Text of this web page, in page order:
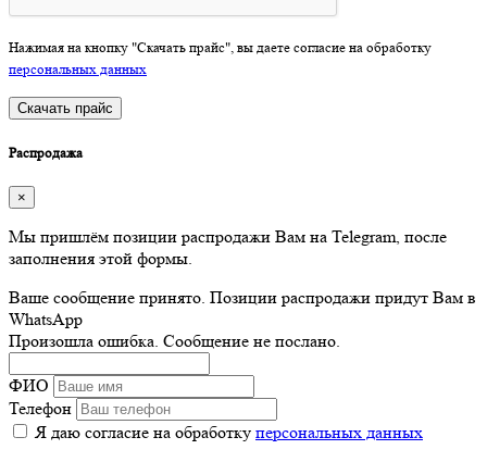
Нажимая на кнопку "Скачать прайс", вы даете согласие на обработку
персональных данных
Скачать прайс
Распродажа
×
Мы пришлём позиции распродажи Вам на Telegram, после
заполнения этой формы.
Ваше сообщение принято. Позиции распродажи придут Вам в
WhatsApp
Произошла ошибка. Сообщение не послано.
ФИО
Телефон
Я даю согласие на обработку персональных данных